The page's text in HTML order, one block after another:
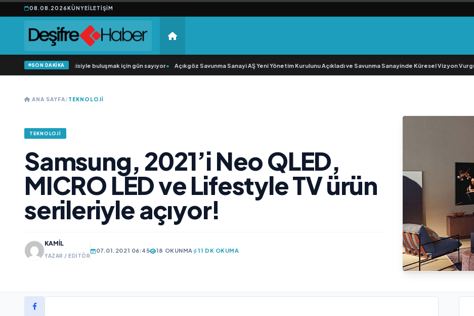
08.08.2026KÜNYEİLETIŞIM
SON DAKİKA
Şarkıcısı” seyircisiyle buluşmak için gün sayıyor• Açıkgöz Savunma Sanayi AŞ Yeni Yönetim Kurulunu Açıkladı ve Savunma Sanayinde Küresel Vizyon Vurgusu•
ANA SAYFA/TEKNOLOJI
TEKNOLOJI
Samsung, 2021’i Neo QLED,
MICRO LED ve Lifestyle TV ürün
serileriyle açıyor!
KAMIL
YAZAR / EDITÖR
07.01.2021 06:45 18 OKUNMA 11 DK OKUMA